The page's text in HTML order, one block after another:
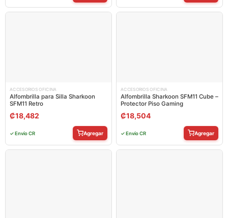
ACCESORIOS OFICINA
Alfombrilla para Silla Sharkoon
SFM11 Retro
₡18,482
✓ Envío CR Agregar
ACCESORIOS OFICINA
Alfombrilla Sharkoon SFM11 Cube –
Protector Piso Gaming
₡18,504
✓ Envío CR Agregar